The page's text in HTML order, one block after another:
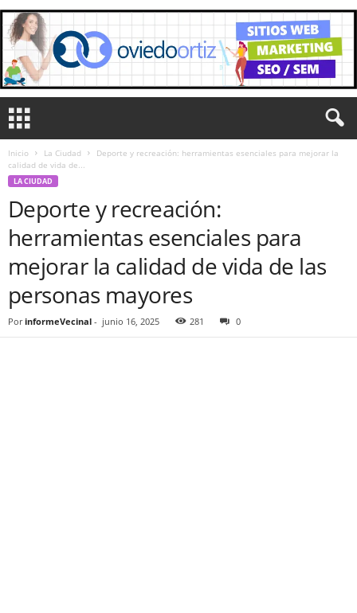
Inicio La Ciudad
Deporte y recreación: herramientas esenciales para mejorar la
calidad de vida de...
LA CIUDAD
Deporte y recreación:
herramientas esenciales para
mejorar la calidad de vida de las
personas mayores
Por informeVecinal - junio 16, 2025 281 0